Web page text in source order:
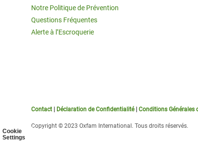
Cookie
Settings
Notre Politique de Prévention
Questions Fréquentes
Alerte à l’Escroquerie
Contact Déclaration de Confidentialité| Conditions Générales
Copyright © 2023 Oxfam International. Tous droits réservés.